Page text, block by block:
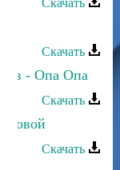
Скачать
Скачать
- Опа Опа
Скачать
новой
Скачать